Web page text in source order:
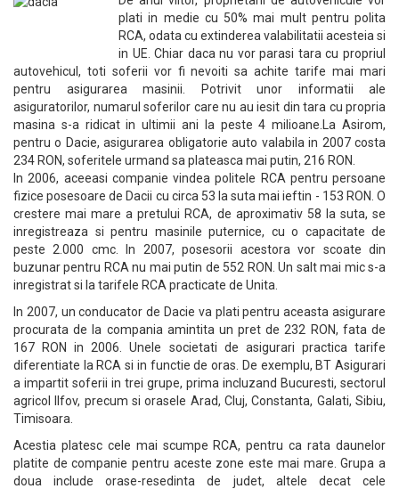
plati in medie cu 50% mai mult pentru polita
RCA, odata cu extinderea valabilitatii acesteia si
in UE. Chiar daca nu vor parasi tara cu propriul
autovehicul, toti soferii vor fi nevoiti sa achite tarife mai mari
pentru asigurarea masinii. Potrivit unor informatii ale
asiguratorilor, numarul soferilor care nu au iesit din tara cu propria
masina s-a ridicat in ultimii ani la peste 4 milioane.La Asirom,
pentru o Dacie, asigurarea obligatorie auto valabila in 2007 costa
234 RON, soferitele urmand sa plateasca mai putin, 216 RON.
In 2006, aceeasi companie vindea politele RCA pentru persoane
fizice posesoare de Dacii cu circa 53 la suta mai ieftin - 153 RON. O
crestere mai mare a pretului RCA, de aproximativ 58 la suta, se
inregistreaza si pentru masinile puternice, cu o capacitate de
peste 2.000 cmc. In 2007, posesorii acestora vor scoate din
buzunar pentru RCA nu mai putin de 552 RON. Un salt mai mic s-a
inregistrat si la tarifele RCA practicate de Unita.
In 2007, un conducator de Dacie va plati pentru aceasta asigurare
procurata de la compania amintita un pret de 232 RON, fata de
167 RON in 2006. Unele societati de asigurari practica tarife
diferentiate la RCA si in functie de oras. De exemplu, BT Asigurari
a impartit soferii in trei grupe, prima incluzand Bucuresti, sectorul
agricol Ilfov, precum si orasele Arad, Cluj, Constanta, Galati, Sibiu,
Timisoara.
Acestia platesc cele mai scumpe RCA, pentru ca rata daunelor
platite de companie pentru aceste zone este mai mare. Grupa a
doua include orase-resedinta de judet, altele decat cele